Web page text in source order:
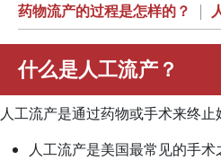
药物流产的过程是怎样的？
|
什么是人工流产？
人工流产是通过药物或手术来终止
人工流产是美国最常见的手术